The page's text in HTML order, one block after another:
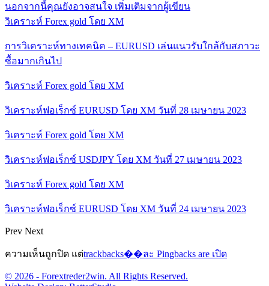
นอกจากนี้คุณยังอาจสนใจ เพิ่มเติมจากผู้เขียน
วิเคราะห์ Forex gold โดย XM
การวิเคราะห์ทางเทคนิค – EURUSD เล่นแนวรับใกล้กับสภาวะ
ซื้อมากเกินไป
วิเคราะห์ Forex gold โดย XM
วิเคราะห์ฟอเร็กซ์ EURUSD โดย XM วันที่ 28 เมษายน 2023
วิเคราะห์ Forex gold โดย XM
วิเคราะห์ฟอเร็กซ์ USDJPY โดย XM วันที่ 27 เมษายน 2023
วิเคราะห์ Forex gold โดย XM
วิเคราะห์ฟอเร็กซ์ EURUSD โดย XM วันที่ 24 เมษายน 2023
Prev Next
ความเห็นถูกปิด แต่trackbacks��ละ Pingbacks are เปิด
© 2026 - Forextreder2win. All Rights Reserved.